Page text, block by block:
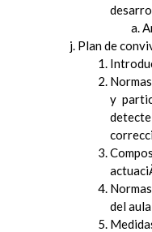
Plan de
y
del